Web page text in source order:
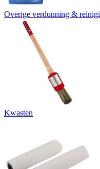
Overige verdunning &
Kwasten